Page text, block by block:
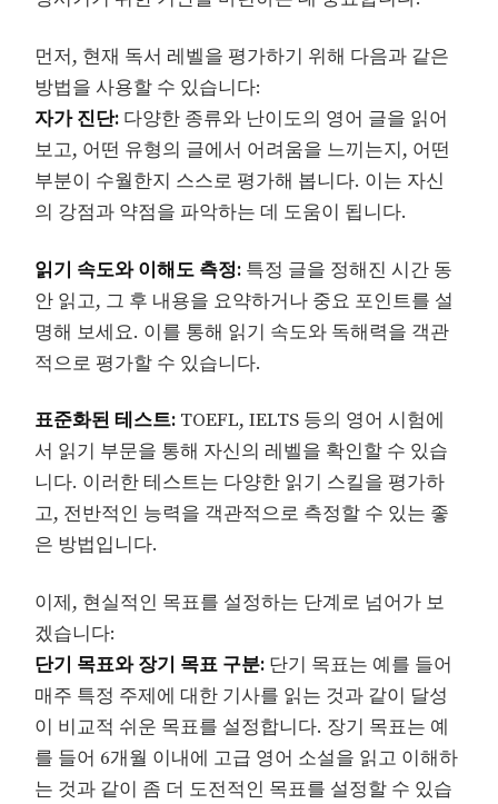
먼저, 현재 독서 레벨을 평가하기 위해 다음과 같은
방법을 사용할 수 있습니다:
자가 진단: 다양한 종류와 난이도의 영어 글을 읽어
보고, 어떤 유형의 글에서 어려움을 느끼는지, 어떤
부분이 수월한지 스스로 평가해 봅니다. 이는 자신
의 강점과 약점을 파악하는 데 도움이 됩니다.
읽기 속도와 이해도 측정: 특정 글을 정해진 시간 동
안 읽고, 그 후 내용을 요약하거나 중요 포인트를 설
명해 보세요. 이를 통해 읽기 속도와 독해력을 객관
적으로 평가할 수 있습니다.
표준화된 테스트: TOEFL, IELTS 등의 영어 시험에
서 읽기 부문을 통해 자신의 레벨을 확인할 수 있습
니다. 이러한 테스트는 다양한 읽기 스킬을 평가하
고, 전반적인 능력을 객관적으로 측정할 수 있는 좋
은 방법입니다.
이제, 현실적인 목표를 설정하는 단계로 넘어가 보
겠습니다:
단기 목표와 장기 목표 구분: 단기 목표는 예를 들어
매주 특정 주제에 대한 기사를 읽는 것과 같이 달성
이 비교적 쉬운 목표를 설정합니다. 장기 목표는 예
를 들어 6개월 이내에 고급 영어 소설을 읽고 이해하
는 것과 같이 좀 더 도전적인 목표를 설정할 수 있습